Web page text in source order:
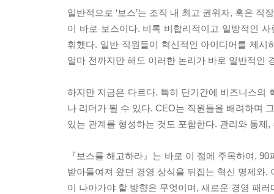
일반적으로 ‘보스’는 조직 내 최고 권위자, 혹은
이 바로 보스이다. 비록 비합리적이고 일방적인
휘했다. 일반 직원들이 혁신적인 아이디어를 제
얼마 전까지만 해도 이러한 논리가 바로 일반적인
하지만 지금은 다르다. 특히 단기간에 비즈니스의
나 리더가 될 수 있다. CEO는 직원들을 배려하며
있는 관계를 형성하는 것도 포함한다. 관리와 통
『보스를 해고하라』는 바로 이 점에 주목하여,
받아들여져 왔던 경영 상식을 뒤집는 혁신 명제와
이 나아가야 할 방향은 무엇이며, 새로운 경영 패